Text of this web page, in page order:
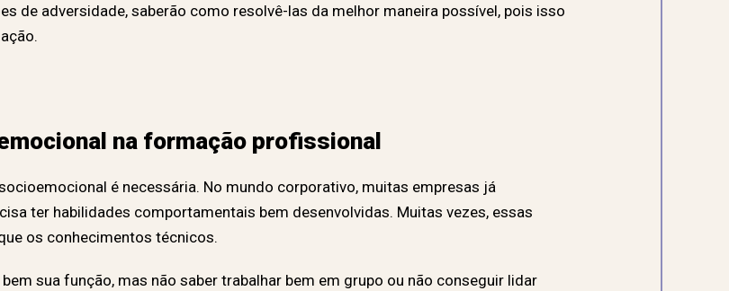
de adversidade, saberão como resolvê-las da melhor maneira possível, pois isso
na formação profissional
é necessária. No mundo corporativo, muitas empresas já
ter habilidades comportamentais bem desenvolvidas. Muitas vezes, essas
os conhecimentos técnicos.
sua função, mas não saber trabalhar bem em grupo ou não conseguir lidar